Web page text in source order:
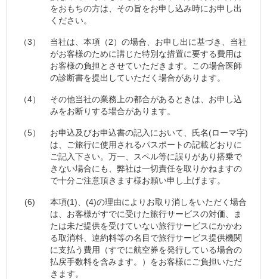
をおもちの方は、その旨をお申し込み時にお申し出
ください。
（3）
当社は、本項（2）の場合、お申し出に基づき、当社
がお客様のために講じた特別な措置に要する費用は
お客様の負担とさせていただきます。この場合医師
の診断書を提出していただく場合があります。
（4）
その他当社の業務上の都合があるときは、お申し込
みをお断りする場合があります。
（5）
お申込及びお申込書の記入において、氏名(ローマ字)
は、ご旅行に使用されるパスポートの記載どおりに
ご記入下さい。万一、スペル等に誤りがあり搭乗で
きない場合にも、弊社は一切責任を取りかねますの
で十分ご注意頂きます様お願い申し上げます。
(6)
本項(1)、(4)の理由によりお取り消しをいただく場合
は、お客様がすでに受けた旅行サービスの対価、ま
たは未だ提供を受けていない旅行サービスにかかわ
る取消料、違約料等の名目で旅行サービス提供機関
に支払う費用（すでに航空券を発行している場合の
払戻手数料を含みます。）をお客様にご負担いただ
きます。